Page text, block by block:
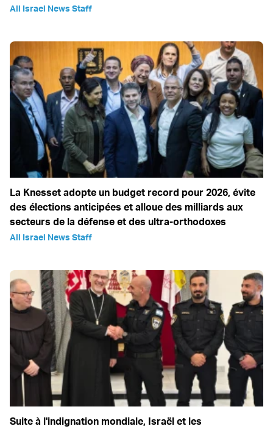
All Israel News Staff
La Knesset adopte un budget record pour 2026, évite
des élections anticipées et alloue des milliards aux
secteurs de la défense et des ultra-orthodoxes
All Israel News Staff
Suite à l'indignation mondiale, Israël et les